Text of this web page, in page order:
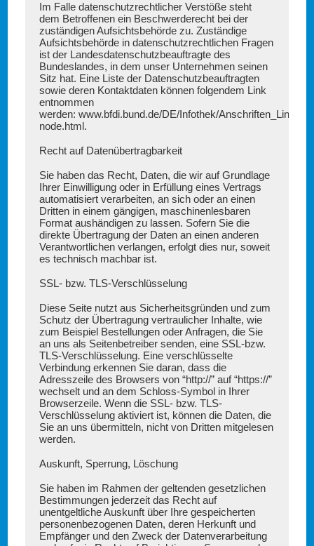
Im Falle datenschutzrechtlicher Verstöße steht
dem Betroffenen ein Beschwerderecht bei der
zuständigen Aufsichtsbehörde zu. Zuständige
Aufsichtsbehörde in datenschutzrechtlichen Fragen
ist der Landesdatenschutzbeauftragte des
Bundeslandes, in dem unser Unternehmen seinen
Sitz hat. Eine Liste der Datenschutzbeauftragten
sowie deren Kontaktdaten können folgendem Link
entnommen
werden:www.bfdi.bund.de/DE/Infothek/Anschriften_Links/
node.html.
Recht auf Datenübertragbarkeit
Sie haben das Recht, Daten, die wir auf Grundlage
Ihrer Einwilligung oder in Erfüllung eines Vertrags
automatisiert verarbeiten, an sich oder an einen
Dritten in einem gängigen, maschinenlesbaren
Format aushändigen zu lassen. Sofern Sie die
direkte Übertragung der Daten an einen anderen
Verantwortlichen verlangen, erfolgt dies nur, soweit
es technisch machbar ist.
SSL- bzw. TLS-Verschlüsselung
Diese Seite nutzt aus Sicherheitsgründen und zum
Schutz der Übertragung vertraulicher Inhalte, wie
zum Beispiel Bestellungen oder Anfragen, die Sie
an uns als Seitenbetreiber senden, eine SSL-bzw.
TLS-Verschlüsselung. Eine verschlüsselte
Verbindung erkennen Sie daran, dass die
Adresszeile des Browsers von “http://” auf “https://”
wechselt und an dem Schloss-Symbol in Ihrer
Browserzeile. Wenn die SSL- bzw. TLS-
Verschlüsselung aktiviert ist, können die Daten, die
Sie an uns übermitteln, nicht von Dritten mitgelesen
werden.
Auskunft, Sperrung, Löschung
Sie haben im Rahmen der geltenden gesetzlichen
Bestimmungen jederzeit das Recht auf
unentgeltliche Auskunft über Ihre gespeicherten
personenbezogenen Daten, deren Herkunft und
Empfänger und den Zweck der Datenverarbeitung